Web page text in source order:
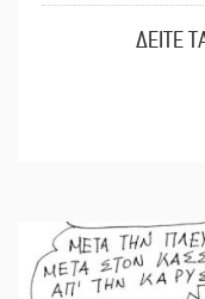
ΔΕΙΤΕ